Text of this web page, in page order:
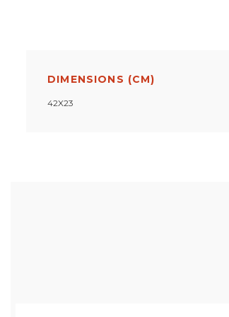
DIMENSIONS (CM)
42X23